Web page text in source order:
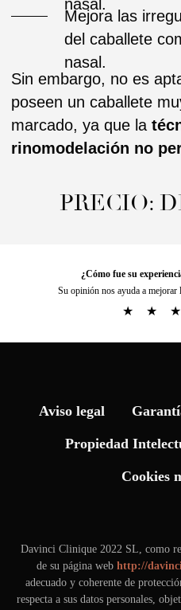
¿Cómo fue su
Su opinión nos ayuda a mejorar
★ ★ ★
Aviso legal
Propiedad
Cookies
Davinci Clinique 2022 SL, como
de su página web http://
adecuado y coherente de
respecta a sus datos personales,